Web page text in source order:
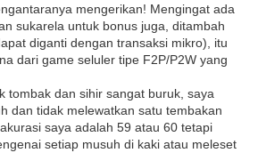
mengerikan! Mengingat ada
sukarela untuk bonus juga, ditambah
diganti dengan transaksi mikro), itu
dari game seluler tipe F2P/P2W yang
tombak dan sihir sangat buruk, saya
dan tidak melewatkan satu tembakan
saya adalah 59 atau 60 tetapi
setiap musuh di kaki atau meleset